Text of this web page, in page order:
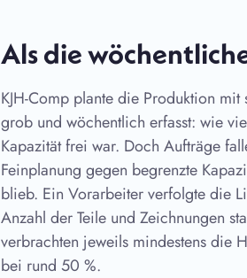
Als die
KJH-Comp plante die Produktion
grob und wöchentlich erfasst: wie
Kapazität frei war. Doch Aufträge
Feinplanung gegen begrenzte
blieb. Ein Vorarbeiter verfolgte die
Anzahl der Teile und Zeichnungen
verbrachten jeweils mindestens die
bei rund 50 %.